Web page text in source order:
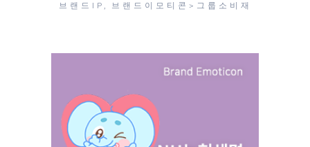
브랜드IP, 브랜드이모티콘>그룹소비재